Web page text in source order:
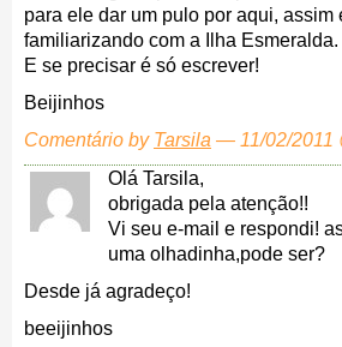
para ele dar um pulo por aqui, assim
familiarizando com a Ilha Esmeralda.
E se precisar é só escrever!
Beijinhos
Comentário by Tarsila — 11/02/2011
Olá Tarsila,
obrigada pela atenção!!
Vi seu e-mail e respondi!
uma olhadinha,pode ser?
Desde já agradeço!
beeijinhos